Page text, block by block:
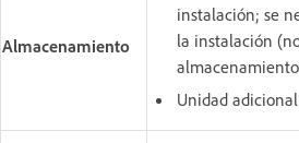
Almacenamiento
instalación; se
la instalación
Unidad